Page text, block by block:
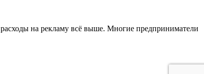
на рекламу всё выше. Многие предприниматели